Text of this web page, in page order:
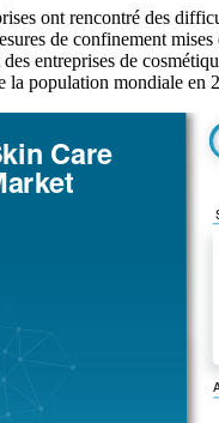
ont rencontré des
de confinement
entreprises de
la population mondiale en